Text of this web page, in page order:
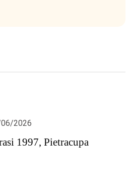
2026
1997, Pietracupa